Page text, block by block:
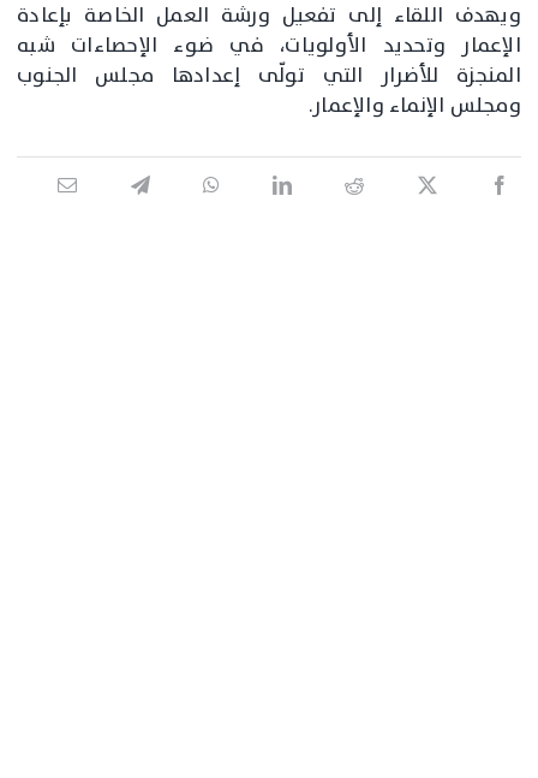
ويهدف اللقاء إلى تفعيل ورشة العمل الخاصة بإعادة
الإعمار وتحديد الأولويات، في ضوء الإحصاءات شبه
المنجزة للأضرار التي تولّى إعدادها مجلس الجنوب
ومجلس الإنماء والإعمار.